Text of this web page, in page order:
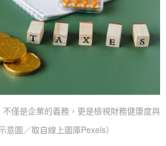
僅是企業的義務，更是檢視財務健康度與
意圖／取自線上圖庫Pexels）